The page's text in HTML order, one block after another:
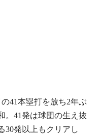
41本塁打を放ち2年ぶ
。41発は球団の生え抜
30発以上もクリアし